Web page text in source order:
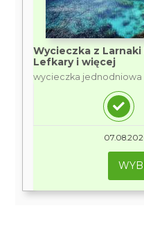
Wycieczka z
Lefkary i więcej
wycieczka jednodniowa